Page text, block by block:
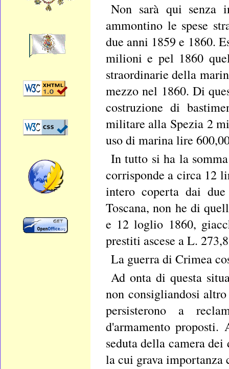
Non sarà qui senza
ammontino le spese
due anni 1859 e 1860.
milioni e pel 1860
straordinarie della
mezzo nel 1860. Di
costruzione di
militare alla Spezia 2
uso di marina lire
In tutto si ha la
corrisponde a circa 12
intero coperta dai
Toscana, non he di
e 12 loglio 1860,
prestiti ascese a L.
La guerra di Crimea
Ad onta di questa
non consigliandosi
persisterono a
d'armamento
seduta della camera
la cui grava